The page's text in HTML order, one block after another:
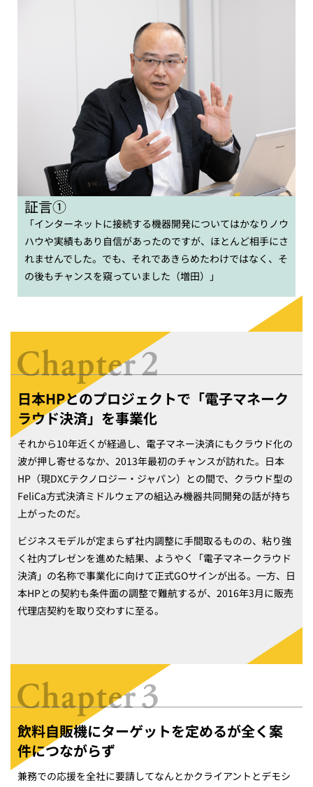
証言①
「インターネットに接続する機器開発についてはかなりノウ
ハウや実績もあり自信があったのですが、ほとんど相手にさ
れませんでした。でも、それであきらめたわけではなく、そ
の後もチャンスを窺っていました（増田）」
日本HPとのプロジェクトで「電子マネーク
ラウド決済」を事業化
それから10年近くが経過し、電子マネー決済にもクラウド化の
波が押し寄せるなか、2013年最初のチャンスが訪れた。日本
HP（現DXCテクノロジー・ジャパン）との間で、クラウド型の
FeliCa方式決済ミドルウェアの組込み機器共同開発の話が持ち
上がったのだ。
ビジネスモデルが定まらず社内調整に手間取るものの、粘り強
く社内プレゼンを進めた結果、ようやく「電子マネークラウド
決済」の名称で事業化に向けて正式GOサインが出る。一方、日
本HPとの契約も条件面の調整で難航するが、2016年3月に販売
代理店契約を取り交わすに至る。
飲料自販機にターゲットを定めるが全く案
件につながらず
兼務での応援を全社に要請してなんとかクライアントとデモシ